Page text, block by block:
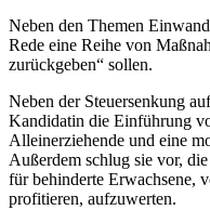
Neben den Themen
Rede eine Reihe von
zurückgeben“ sollen.
Neben der Steuersenkung
Kandidatin die Einführung
Alleinerziehende und eine
Außerdem schlug sie vor,
für behinderte Erwachsene,
profitieren, aufzuwerten.